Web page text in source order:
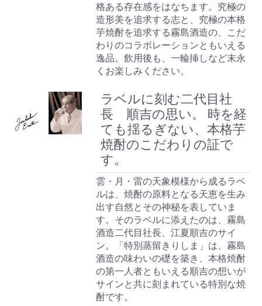
格ある存在感をはなちます。究極の
造形美を追求する志と、究極の本格
芋焼酎を追求する霧島酒造の、こだ
わりのコラボレーションともいえる
逸品。飲用後も、一輪挿しなど末永
くお楽しみください。
ラベルに刻む二代目社
長 順吉の思い。 時を経
ても揺るぎない、本格芋
焼酎のこだわりの証で
す。
雲・月・雷の天象模様から成るラベ
ルは、焼酎の原料となる天恵を生み
出す自然とその神秘を表していま
す。そのラベルに添えたのは、霧島
酒造二代目社長、江夏順吉のサイ
ン。「特別蒸留きりしま」は、霧島
酒造の味わいの礎を築き、本格焼酎
の第一人者ともいえる順吉の想いが
サインと共に刻まれている特別な焼
酎です。